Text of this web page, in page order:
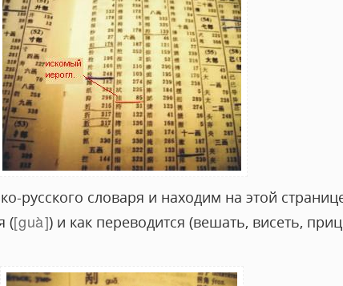
русского словаря и находим на этой
( guà ) и как переводится (вешать, висеть,